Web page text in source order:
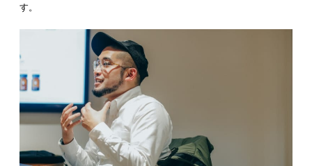
す。